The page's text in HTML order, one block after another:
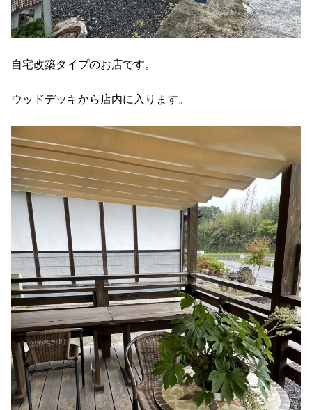
自宅改築タイプのお店です。
ウッドデッキから店内に入ります。